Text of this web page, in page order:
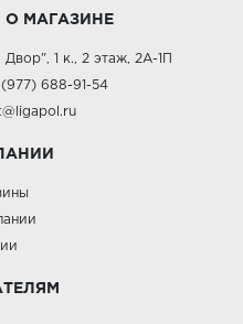
МАГАЗИНЕ
1 к., 2 этаж, 2А-1П
(977) 688-91-54